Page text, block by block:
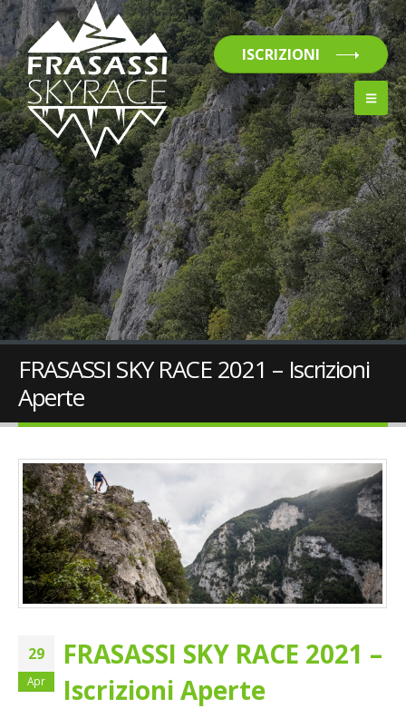
ISCRIZIONI
FRASASSI SKY RACE 2021 – Iscrizioni
Aperte
29
Apr
FRASASSI SKY RACE 2021 –
Iscrizioni Aperte